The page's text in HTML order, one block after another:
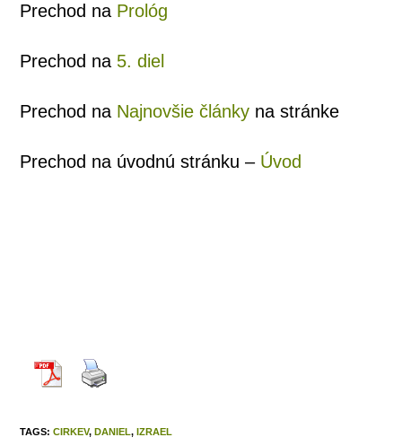
Pre­chod na Pro­lóg
Pre­chod na 5. diel
Pre­chod na Naj­nov­šie člán­ky na stránke
Pre­chod na úvod­nú strán­ku – Úvod
TAGS:CIRKEV, DANIEL, IZRAEL